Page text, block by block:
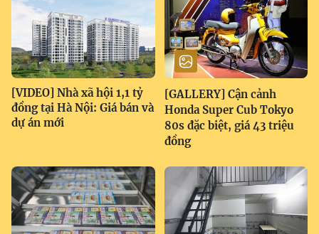
[VIDEO] Nhà xã hội 1,1 tỷ
đồng tại Hà Nội: Giá bán và
dự án mới
[GALLERY] Cận cảnh
Honda Super Cub Tokyo
80s đặc biệt, giá 43 triệu
đồng